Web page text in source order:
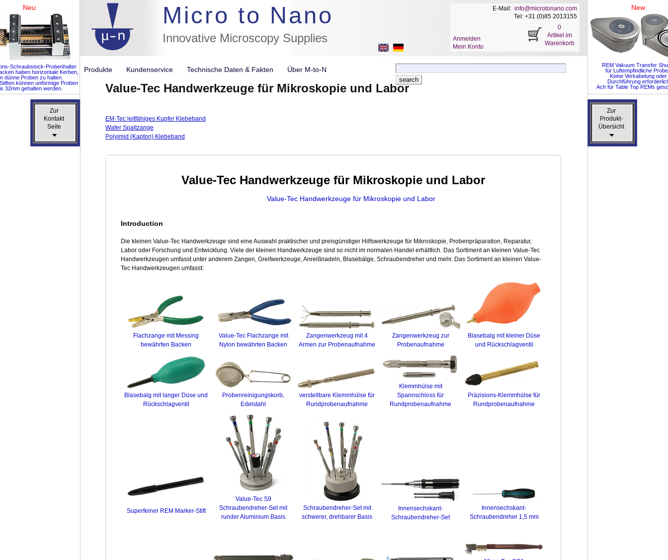
Zur
Produkt-
Übersicht
Zur
Produkt-
Übersicht
Zur
Kontakt
Seite
Zur
Kontakt
Seite
Neu
Schraubstock-Probenhalter
haben horizontale Kerben,
dünne Proben zu halten.
können unförmige Proben
32mm gehalten werden.
New
REM Vakuum Transfer
für Luftempfindliche
Keine Verkabelung oder
Durchführung
Ach für Table Top REMs
Micro to Nano
Innovative Microscopy Supplies
//flags for link to german page, if page exists
Produkte Kundenservice Technische Daten & Fakten Über M-to-N
Value-Tec Handwerkzeuge für Mikroskopie und Labor
E-Mail: info@microtonano.com
Tel: +31 (0)85 2013155
Anmelden
Mein Konto
0
Artikel im
Warenkorb
EM-Tec leitfähiges Kupfer Klebeband
Wafer Spaltzange
Polyimid (Kapton) Klebeband
Value-Tec Handwerkzeuge für Mikroskopie und Labor
Value-Tec Handwerkzeuge für Mikroskopie und Labor
Introduction
Die kleinen Value-Tec Handwerkzeuge sind eine Auswahl praktischer und preisgünstiger Hilfswerkzeuge für Mikroskopie, Probenpräparation, Reparatur,
Labor oder Forschung und Entwicklung. Viele der kleinen Handwerkzeuge sind so nicht im normalen Handel erhältlich. Das Sortiment an kleinen Value-Tec
Handwerkzeugen umfasst unter anderem Zangen, Greifwerkzeuge, Anreißnadeln, Blasebälge, Schraubendreher und mehr. Das Sortiment an kleinen Value-
Tec Handwerkzeugen umfasst:
Flachzange mit Messing
bewährten Backen
Value-Tec Flachzange mit
Nylon bewährten Backen
Zangenwerkzeug mit 4
Armen zur Probenaufnahme
Zangenwerkzeug zur
Probenaufnahme
Blasebalg mit kleiner Düse
und Rückschlagventil
Blasebalg mit langer Düse und
Rückschlagventil
Probenreinigungskorb,
Edelstahl
verstellbare Klemmhülse für
Rundprobenaufnahme
Klemmhülse mit
Spannschloss für
Rundprobenaufnahme
Präzisions-Klemmhülse für
Rundprobenaufnahme
Superfeiner REM Marker-Stift
Value-Tec S9
Schraubendreher-Set mit
runder Aluminium Basis
Schraubendreher-Set mit
schwerer, drehbarer Basis
Innensechskant-
Schraubendreher-Set
Innensechskant-
Schraubendreher 1,5 mm